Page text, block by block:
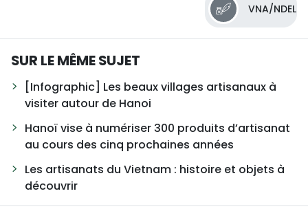
VNA/NDEL
SUR LE MÊME SUJET
[Infographic] Les beaux villages artisanaux à
visiter autour de Hanoi
Hanoï vise à numériser 300 produits d’artisanat
au cours des cinq prochaines années
Les artisanats du Vietnam : histoire et objets à
découvrir